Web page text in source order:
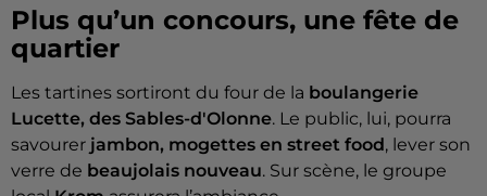
Plus qu’un concours, une fête de
quartier
Les tartines sortiront du four de la boulangerie
Lucette, des Sables-d'Olonne. Le public, lui, pourra
savourer jambon, mogettes en street food , lever son
verre de beaujolais nouveau. Sur scène, le groupe